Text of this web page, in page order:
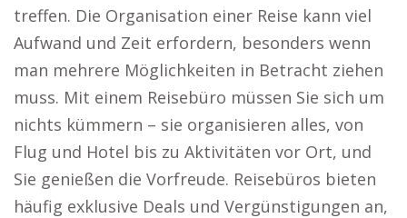
treffen. Die Organisation einer Reise kann viel
Aufwand und Zeit erfordern, besonders wenn
man mehrere Möglichkeiten in Betracht ziehen
muss. Mit einem Reisebüro müssen Sie sich um
nichts kümmern – sie organisieren alles, von
Flug und Hotel bis zu Aktivitäten vor Ort, und
Sie genießen die Vorfreude. Reisebüros bieten
häufig exklusive Deals und Vergünstigungen an,